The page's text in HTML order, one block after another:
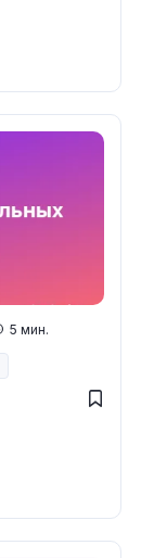
5 мин.